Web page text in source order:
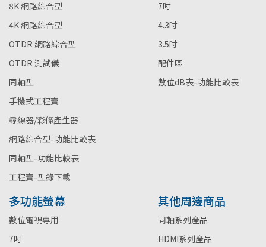
8K 網路綜合型
4K 網路綜合型
OTDR 網路綜合型
OTDR 測試儀
同軸型
手機式工程寶
尋線器/彩條產生器
網路綜合型-功能比較表
同軸型-功能比較表
工程寶-型錄下載
7吋
4.3吋
3.5吋
配件區
數位dB表-功能比較表
多功能螢幕
數位電視專用
7吋
其他周邊商品
同軸系列產品
HDMI系列產品